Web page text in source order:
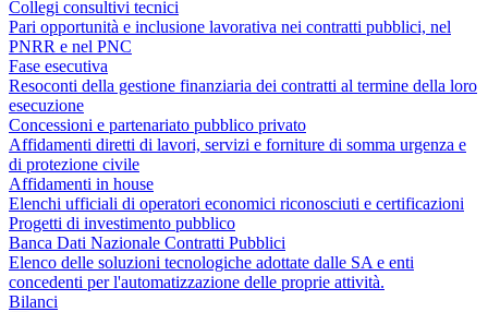
Collegi consultivi tecnici
Pari opportunità e inclusione lavorativa nei contratti pubblici, nel
PNRR e nel PNC
Fase esecutiva
Resoconti della gestione finanziaria dei contratti al termine della loro
esecuzione
Concessioni e partenariato pubblico privato
Affidamenti diretti di lavori, servizi e forniture di somma urgenza e
di protezione civile
Affidamenti in house
Elenchi ufficiali di operatori economici riconosciuti e certificazioni
Progetti di investimento pubblico
Banca Dati Nazionale Contratti Pubblici
Elenco delle soluzioni tecnologiche adottate dalle SA e enti
concedenti per l'automatizzazione delle proprie attività.
Bilanci